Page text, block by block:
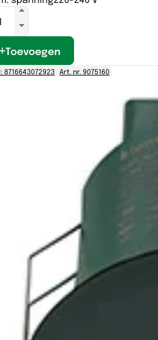
Toevoegen
8716643072923 Art. nr. 9075160